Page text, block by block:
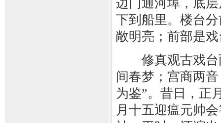
边门通河埠，底
下到船里。楼台
敞明亮；前部是
修真观古戏台
间春梦；宫商两
为鉴”。昔日，正
月十五迎瘟元帅